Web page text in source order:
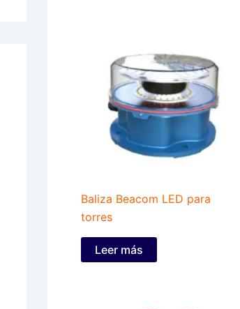
Baliza Beacom LED para
torres
Leer más